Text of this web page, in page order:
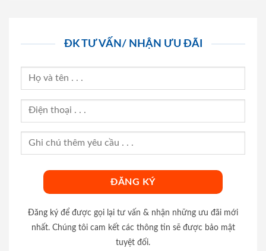
ĐK TƯ VẤN/ NHẬN ƯU ĐÃI
Đăng ký để được gọi lại tư vấn & nhận những ưu đãi mới
nhất. Chúng tôi cam kết các thông tin sẽ được bảo mật
tuyệt đối.